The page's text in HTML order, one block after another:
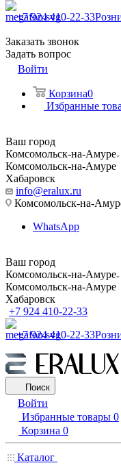
+7 924 410-22-33
Заказать звонок
Задать вопрос
Войти
Корзина0
Избранные
Ваш город
Комсомольск-на-Амуре
Комсомольск-на-Амуре
Хабаровск
info@eralux.ru
Комсомольск-на-
WhatsApp
Ваш город
Комсомольск-на-Амуре
Комсомольск-на-Амуре
Хабаровск
+7 924 410-22-33
+7 924 410-22-33
Поиск
Войти
Избранные товары 0
Корзина 0
Каталог